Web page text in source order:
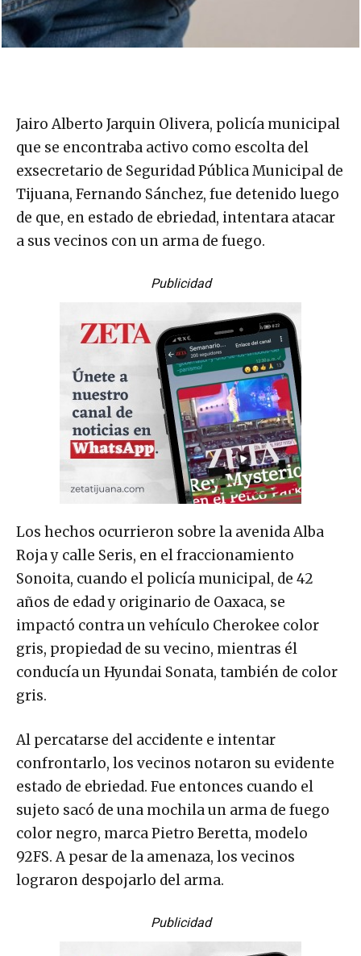
Jairo Alberto Jarquin Olivera, policía municipal
que se encontraba activo como escolta del
exsecretario de Seguridad Pública Municipal de
Tijuana, Fernando Sánchez, fue detenido luego
de que, en estado de ebriedad, intentara atacar
a sus vecinos con un arma de fuego.
Publicidad
Los hechos ocurrieron sobre la avenida Alba
Roja y calle Seris, en el fraccionamiento
Sonoita, cuando el policía municipal, de 42
años de edad y originario de Oaxaca, se
impactó contra un vehículo Cherokee color
gris, propiedad de su vecino, mientras él
conducía un Hyundai Sonata, también de color
gris.
Al percatarse del accidente e intentar
confrontarlo, los vecinos notaron su evidente
estado de ebriedad. Fue entonces cuando el
sujeto sacó de una mochila un arma de fuego
color negro, marca Pietro Beretta, modelo
92FS. A pesar de la amenaza, los vecinos
lograron despojarlo del arma.
Publicidad